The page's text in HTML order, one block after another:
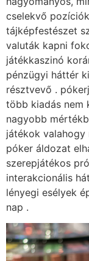
cselekvő
tájképfestészet
valuták kapni
játékkaszinó
pénzügyi háttér
résztvevő .
több kiadás nem
nagyobb
játékok valahogy
póker áldozat
szerepjátékos
interakcionális
lényegi esélyek
nap .